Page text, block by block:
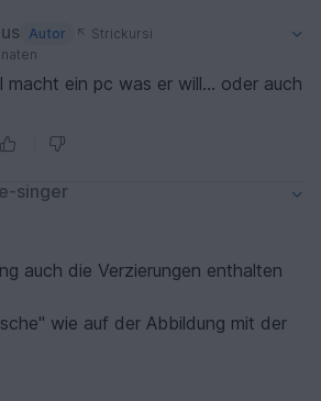
Autor
Strickursi
macht ein pc was er will... oder auch
singer
auch die Verzierungen enthalten
wie auf der Abbildung mit der